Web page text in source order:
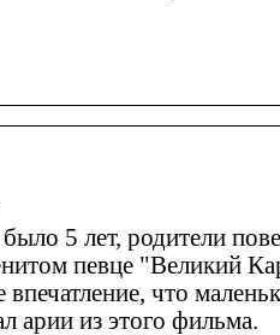
5 лет, родители
певце "Великий
впечатление, что
арии из этого фильма.